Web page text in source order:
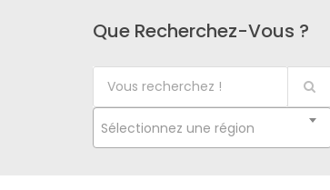
Que Recherchez-Vous ?
Sélectionnez une région